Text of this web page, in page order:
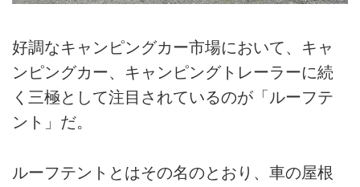
好調なキャンピングカー市場において、キャ
ンピングカー、キャンピングトレーラーに続
く三極として注目されているのが「ルーフテ
ント」だ。
ルーフテントとはその名のとおり、車の屋根